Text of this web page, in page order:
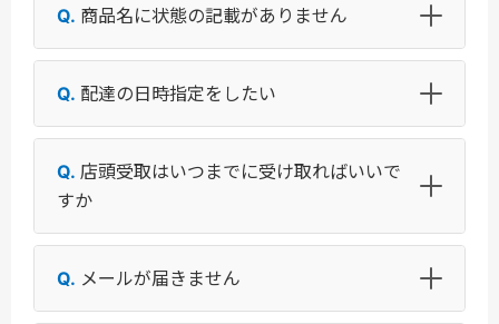
商品名に状態の記載がありません
配達の日時指定をしたい
店頭受取はいつまでに受け取ればいいで
すか
メールが届きません